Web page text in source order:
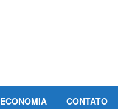
ECONOMIA CONTATO